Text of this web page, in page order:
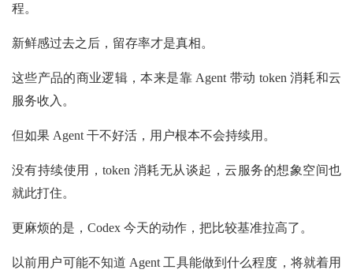
程。
新鲜感过去之后，留存率才是真相。
这些产品的商业逻辑，本来是靠 Agent 带动 token 消耗和云
服务收入。
但如果 Agent 干不好活，用户根本不会持续用。
没有持续使用，token 消耗无从谈起，云服务的想象空间也
就此打住。
更麻烦的是，Codex 今天的动作，把比较基准拉高了。
以前用户可能不知道 Agent 工具能做到什么程度，将就着用